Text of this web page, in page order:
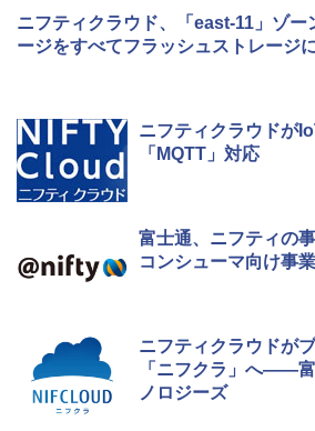
ニフティクラウド、「east-11」ゾー
ージをすべてフラッシュストレージ
ニフティクラウドが
「MQTT」対応
富士通、ニフティの
コンシューマ向け事
ニフティクラウドが
「ニフクラ」へ――
ノロジーズ